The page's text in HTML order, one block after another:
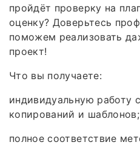
пройдёт проверку на
оценку? Доверьтесь
поможем реализовать
проект!
Что вы получаете:
индивидуальную работу
копирований и шаблонов;
полное соответствие